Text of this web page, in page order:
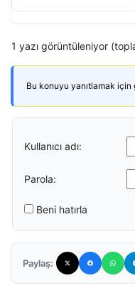
1 yazı görüntüleniyor
Bu konuyu yanıtlamak için
Kullanıcı adı:
Parola:
Beni hatırla
Paylaş: